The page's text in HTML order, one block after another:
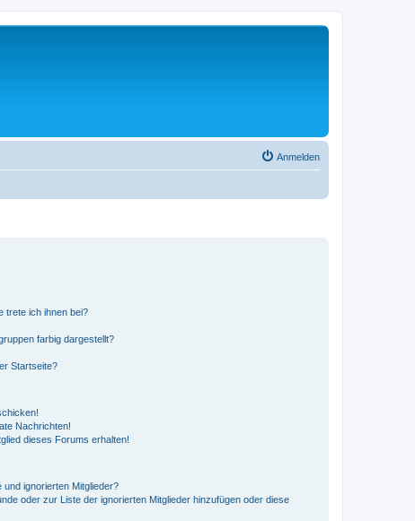
Anmelden
trete ich ihnen bei?
farbig dargestellt?
Startseite?
Nachrichten!
dieses Forums erhalten!
ignorierten Mitglieder?
oder zur Liste der ignorierten Mitglieder hinzufügen oder diese